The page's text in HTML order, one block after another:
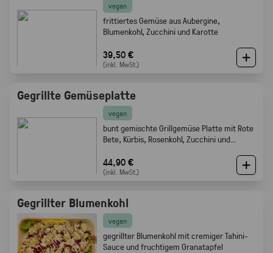
vegan
frittiertes Gemüse aus Aubergine,
Blumenkohl, Zucchini und Karotte
39,50 €
(inkl. MwSt.)
Gegrillte Gemüseplatte
vegan
bunt gemischte Grillgemüse Platte mit Rote
Bete, Kürbis, Rosenkohl, Zucchini und
44,90 €
(inkl. MwSt.)
Gegrillter Blumenkohl
vegan
gegrillter Blumenkohl mit cremiger Tahini-
Sauce und fruchtigem Granatapfel